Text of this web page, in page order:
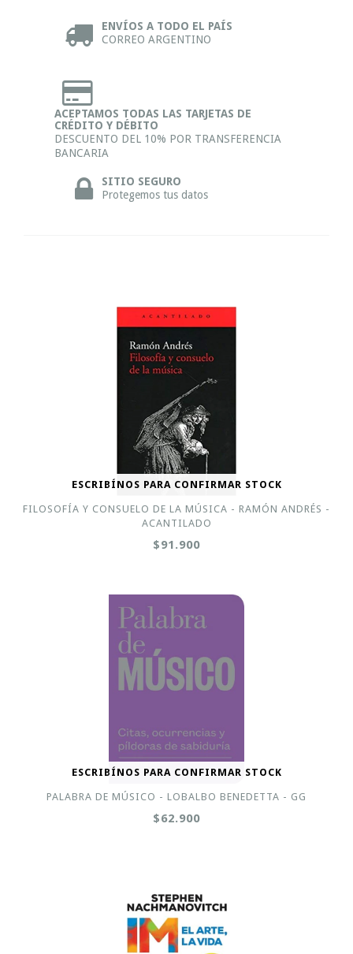
ENVÍOS A TODO EL PAÍS
CORREO ARGENTINO
ACEPTAMOS TODAS LAS TARJETAS DE
CRÉDITO Y DÉBITO
DESCUENTO DEL 10% POR TRANSFERENCIA
BANCARIA
SITIO SEGURO
Protegemos tus datos
ESCRIBÍNOS PARA CONFIRMAR STOCK
FILOSOFÍA Y CONSUELO DE LA MÚSICA - RAMÓN ANDRÉS -
ACANTILADO
$91.900
ESCRIBÍNOS PARA CONFIRMAR STOCK
PALABRA DE MÚSICO - LOBALBO BENEDETTA - GG
$62.900